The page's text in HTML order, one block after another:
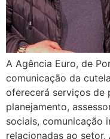
A Agência Euro, de
comunicação da
oferecerá serviços de
planejamento,
sociais, comunicação
relacionadas ao setor.